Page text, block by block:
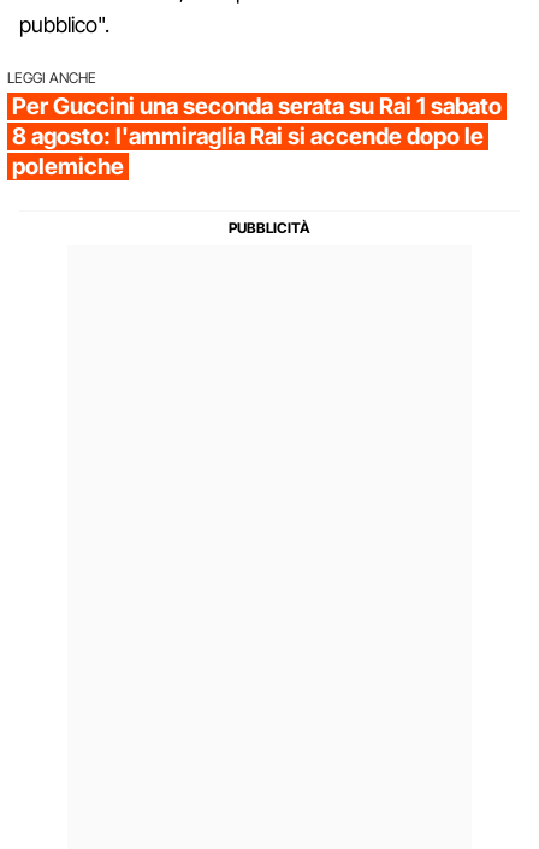
pubblico".
LEGGI ANCHE
Per Guccini una seconda serata su Rai 1 sabato
8 agosto: l'ammiraglia Rai si accende dopo le
polemiche